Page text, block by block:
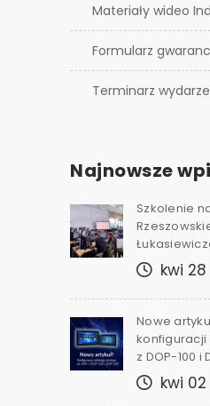
Materiały wideo
Formularz
Terminarz
Najnowsze
Szkolenie
kwi 28
Nowe
z DOP-100 i
kwi 02